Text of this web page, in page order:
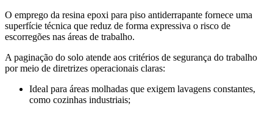
O emprego da resina epoxi para piso antiderrapante fornece uma
superfície técnica que reduz de forma expressiva o risco de
escorregões nas áreas de trabalho.
A paginação do solo atende aos critérios de segurança do trabalho
por meio de diretrizes operacionais claras:
Ideal para áreas molhadas que exigem lavagens constantes,
como cozinhas industriais;